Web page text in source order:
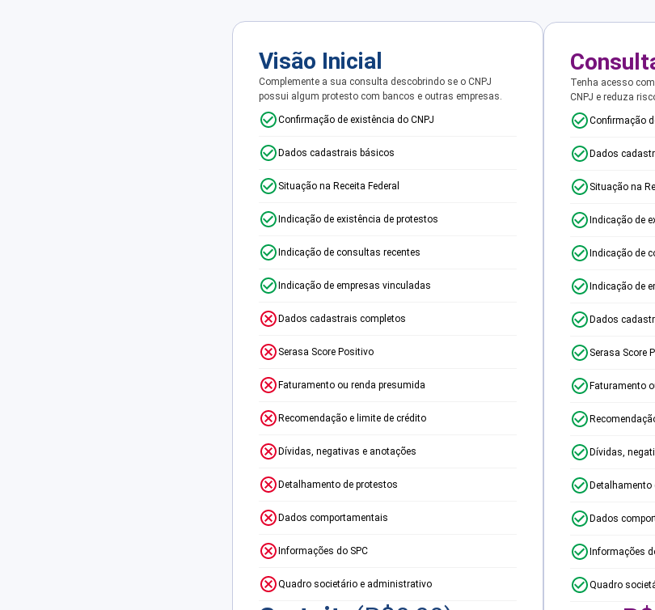
Visão Inicial
Complemente a sua consulta descobrindo se o CNPJ
possui algum protesto com bancos e outras empresas.
Confirmação de existência do CNPJ
Dados cadastrais básicos
Situação na Receita Federal
Indicação de existência de protestos
Indicação de consultas recentes
Indicação de empresas vinculadas
Dados cadastrais completos
Serasa Score Positivo
Faturamento ou renda presumida
Recomendação e limite de crédito
Dívidas, negativas e anotações
Detalhamento de protestos
Dados comportamentais
Informações do SPC
Quadro societário e administrativo
Tenha acesso
CNPJ e reduza
Confirmação
Dados
Situação na
Indicação de
Indicação de
Indicação de
Dados
Serasa Score
Faturamento
Dívidas,
Detalhamento
Dados
Informações
Quadro